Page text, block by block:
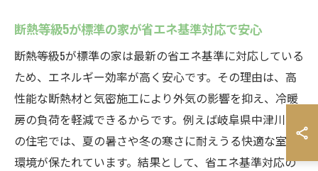
断熱等級5が標準の家が省エネ基準対応で安心
断熱等級5が標準の家は最新の省エネ基準に対応している
ため、エネルギー効率が高く安心です。その理由は、高
性能な断熱材と気密施工により外気の影響を抑え、冷暖
房の負荷を軽減できるからです。例えば岐阜県中津川市
の住宅では、夏の暑さや冬の寒さに耐えうる快適な室内
環境が保たれています。結果として、省エネ基準対応の